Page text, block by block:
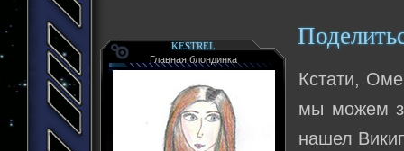
KESTREL
Главная блондинка
Кстати,
мы можем
нашел